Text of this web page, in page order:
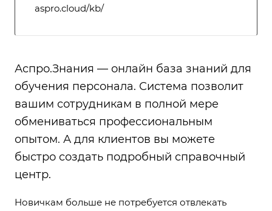
aspro.cloud/kb/
Аспро.Знания — онлайн база знаний для
обучения персонала. Система позволит
вашим сотрудникам в полной мере
обмениваться профессиональным
опытом. А для клиентов вы можете
быстро создать подробный справочный
центр.
Новичкам больше не потребуется отвлекать